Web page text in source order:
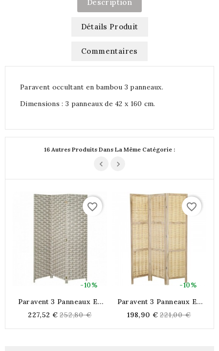
Description
Détails Produit
Commentaires
Paravent occultant en bambou 3 panneaux.
Dimensions : 3 panneaux de 42 x 160 cm.
16 Autres Produits Dans La Même Catégorie :
-10%
favorite_border
Paravent 3 Panneaux En
227,52 € Regular
price
252,80 €
-10%
favorite_border
Paravent 3 Panneaux En
198,90 € Regular
price
221,00 €